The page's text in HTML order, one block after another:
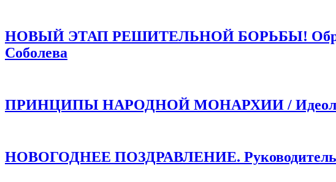
НОВЫЙ ЭТАП РЕШИТЕЛЬНОЙ БОРЬБЫ!
Соболева
ПРИНЦИПЫ НАРОДНОЙ МОНАРХИИ /
НОВОГОДНЕЕ ПОЗДРАВЛЕНИЕ.